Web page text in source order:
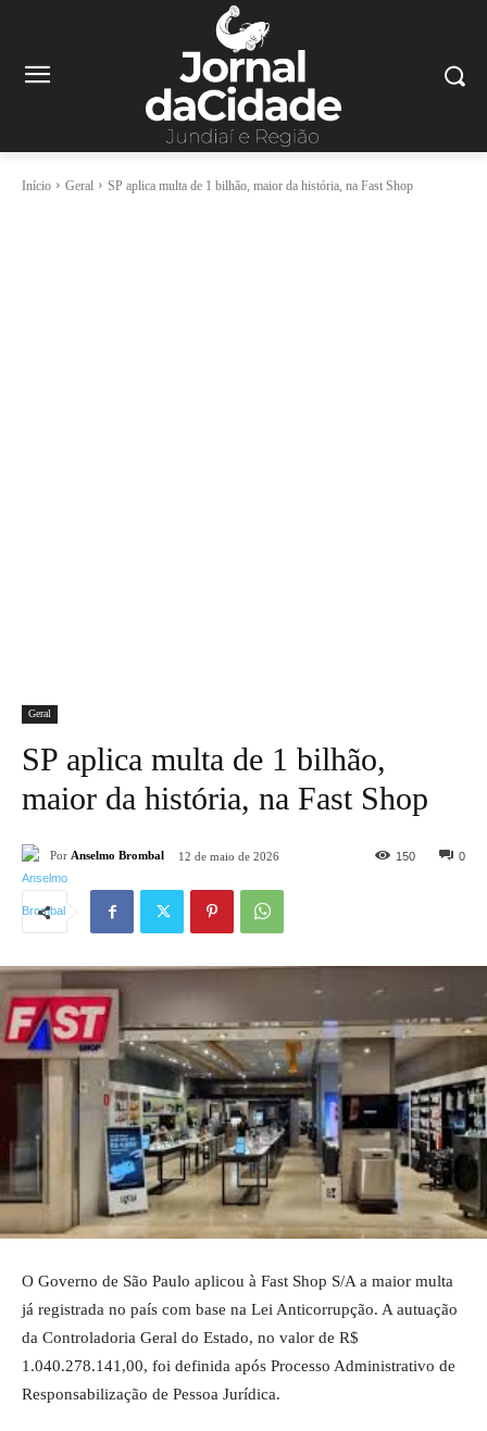
Início Geral SP aplica multa de 1 bilhão, maior da história, na Fast Shop
Geral
SP aplica multa de 1 bilhão,
maior da história, na Fast Shop
Por Anselmo Brombal 12 de maio de 2026 0
150
O Governo de São Paulo aplicou à Fast Shop S/A a maior multa
já registrada no país com base na Lei Anticorrupção. A autuação
da Controladoria Geral do Estado, no valor de R$
1.040.278.141,00, foi definida após Processo Administrativo de
Responsabilização de Pessoa Jurídica.